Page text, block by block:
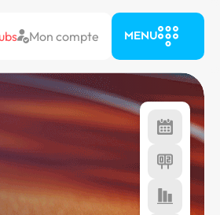
Mon compte MENU